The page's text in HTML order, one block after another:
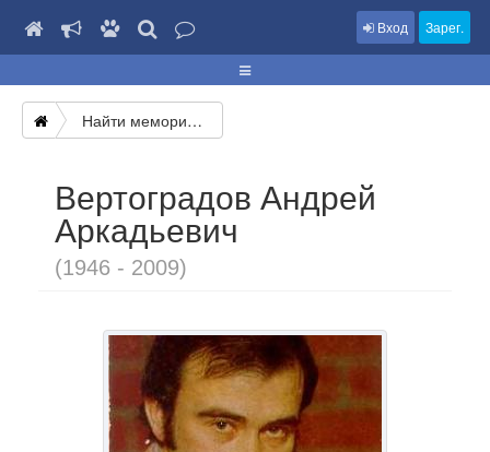
Вход Зарег.
Найти мемориал
Вертоградов Андрей
Аркадьевич
(1946 - 2009)